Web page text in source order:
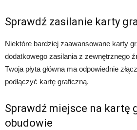
Sprawdź zasilanie karty
Niektóre bardziej zaawansowane karty
dodatkowego zasilania z zewnętrznego
Twoja płyta główna ma odpowiednie
podłączyć kartę graficzną.
Sprawdź miejsce na kartę
obudowie